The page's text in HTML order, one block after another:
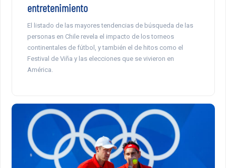
entretenimiento
El listado de las mayores tendencias de búsqueda de las
personas en Chile revela el impacto de los torneos
continentales de fútbol, y también el de hitos como el
Festival de Viña y las elecciones que se vivieron en
América.